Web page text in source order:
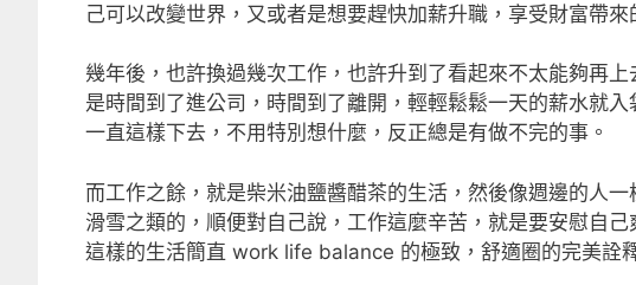
己可以改變世界，又或者是想要趕快加薪升職，享受財富帶來
幾年後，也許換過幾次工作，也許升到了看起來不太能夠再
是時間到了進公司，時間到了離開，輕輕鬆鬆一天的薪水就
一直這樣下去，不用特別想什麼，反正總是有做不完的事。
而工作之餘，就是柴米油鹽醬醋茶的生活，然後像週邊的人
滑雪之類的，順便對自己說，工作這麼辛苦，就是要安慰自
這樣的生活簡直 work life balance 的極致，舒適圈的完美詮